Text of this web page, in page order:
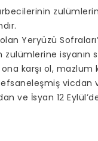
Yeryüzü
isyanın
karşı ol, mazlum
vicdan
ve İsyan 12 Eylül’de